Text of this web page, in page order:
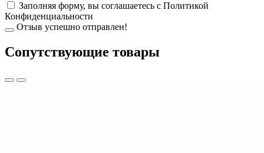
Заполняя форму, вы соглашаетесь с Политикой
Конфиденциальности
Отзыв успешно отправлен!
Cопутствующие товары